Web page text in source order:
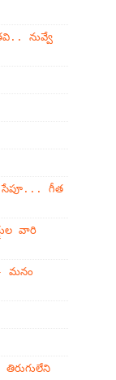
నువ్వే
సేపూ... గీత
వారి
మనం